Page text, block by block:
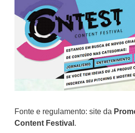
Fonte e regulamento: site da
Content Festival .